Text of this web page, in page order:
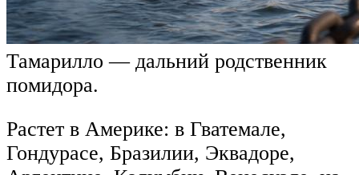
Тамарилло — дальний родственник
помидора.
Растет в Америке: в Гватемале,
Гондурасе, Бразилии, Эквадоре,